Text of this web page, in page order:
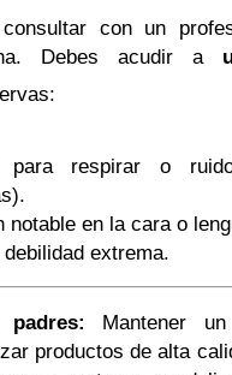
con un
Debes acudir a
para respirar o
notable en la cara o
extrema.
Mantener un
productos de alta